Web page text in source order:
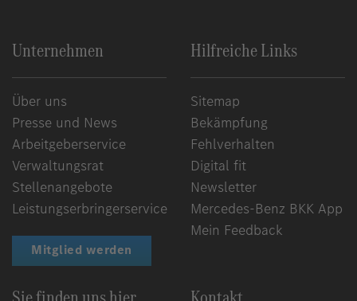
Unternehmen
Über uns
Presse und News
Arbeitgeberservice
Verwaltungsrat
Stellenangebote
Leistungserbringerservice
Mitglied werden
Hilfreiche Links
Sitemap
Bekämpfung
Fehlverhalten
Digital fit
Newsletter
Mercedes-Benz BKK App
Mein Feedback